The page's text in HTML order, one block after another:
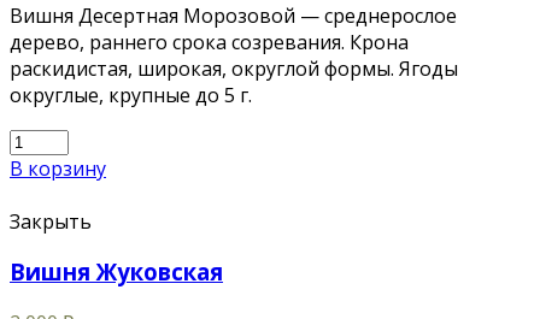
Вишня Десертная Морозовой — среднерослое
дерево, раннего срока созревания. Крона
раскидистая, широкая, округлой формы. Ягоды
округлые, крупные до 5 г.
В корзину
Закрыть
Вишня Жуковская